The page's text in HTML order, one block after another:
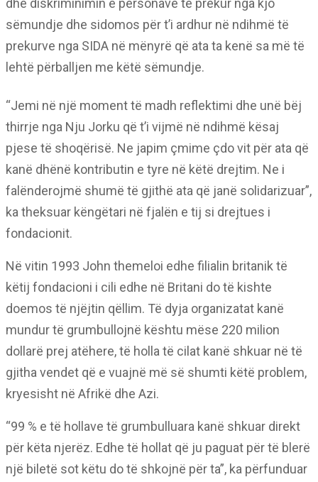
dhe diskriminimin e personave të prekur nga kjo
sëmundje dhe sidomos për t’i ardhur në ndihmë të
prekurve nga SIDA në mënyrë që ata ta kenë sa më të
lehtë përballjen me këtë sëmundje.
“Jemi në një moment të madh reflektimi dhe unë bëj
thirrje nga Nju Jorku që t’i vijmë në ndihmë kësaj
pjese të shoqërisë. Ne japim çmime çdo vit për ata që
kanë dhënë kontributin e tyre në këtë drejtim. Ne i
falënderojmë shumë të gjithë ata që janë solidarizuar”,
ka theksuar këngëtari në fjalën e tij si drejtues i
fondacionit.
Në vitin 1993 John themeloi edhe filialin britanik të
këtij fondacioni i cili edhe në Britani do të kishte
doemos të njëjtin qëllim. Të dyja organizatat kanë
mundur të grumbullojnë kështu mëse 220 milion
dollarë prej atëhere, të holla të cilat kanë shkuar në të
gjitha vendet që e vuajnë më së shumti këtë problem,
kryesisht në Afrikë dhe Azi.
“99 % e të hollave të grumbulluara kanë shkuar direkt
për këta njerëz. Edhe të hollat që ju paguat për të blerë
një biletë sot këtu do të shkojnë për ta”, ka përfunduar